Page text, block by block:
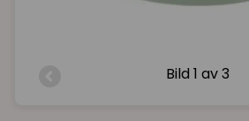
Bild 1 av 3